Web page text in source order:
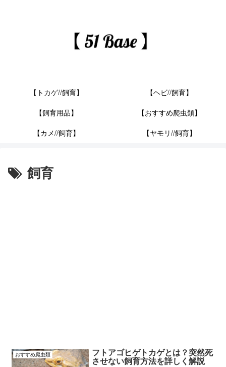
【トカゲ//飼育】
【ヘビ//飼育】
【飼育用品】
【おすすめ爬虫類】
【カメ//飼育】
【ヤモリ//飼育】
飼育
おすすめ爬虫類 フトアゴヒゲトカゲとは？突然死
させない飼育方法を詳しく解説